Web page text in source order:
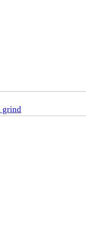
grind